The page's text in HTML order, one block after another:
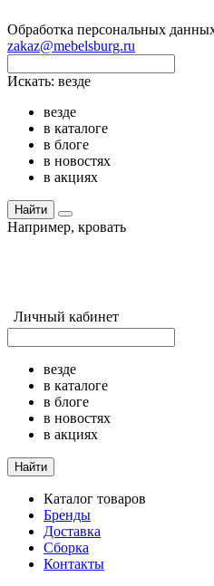
Обработка персональных
zakaz@mebelsburg.ru
Искать: везде
везде
в каталоге
в блоге
в новостях
в акциях
Найти
Например, кровать
Личный кабинет
везде
в каталоге
в блоге
в новостях
в акциях
Найти
Каталог товаров
Бренды
Доставка
Сборка
Контакты